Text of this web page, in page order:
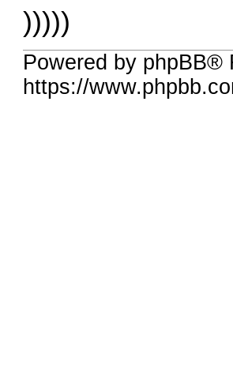
)))))
Powered by phpBB®
https://